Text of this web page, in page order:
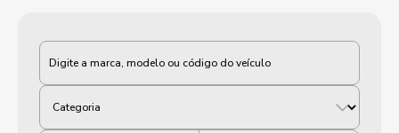
Categoria